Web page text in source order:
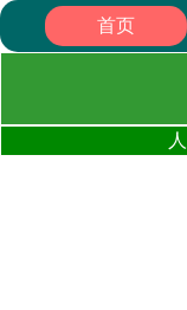
首页